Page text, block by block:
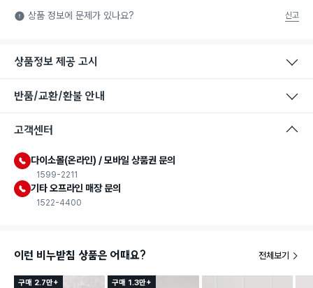
상품 정보에 문제가 있나요? 신고
상품정보 제공 고시
반품/교환/환불 안내
고객센터
다이소몰(온라인) / 모바일 상품권 문의
1599-2211
기타 오프라인 매장 문의
1522-4400
이런 비누받침 상품은 어때요? 전체보기
구매 2.7만+ 구매 1.3만+